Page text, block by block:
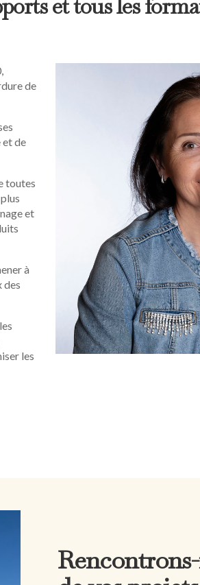
et tous les
de
et de
toutes
et
à
des
les